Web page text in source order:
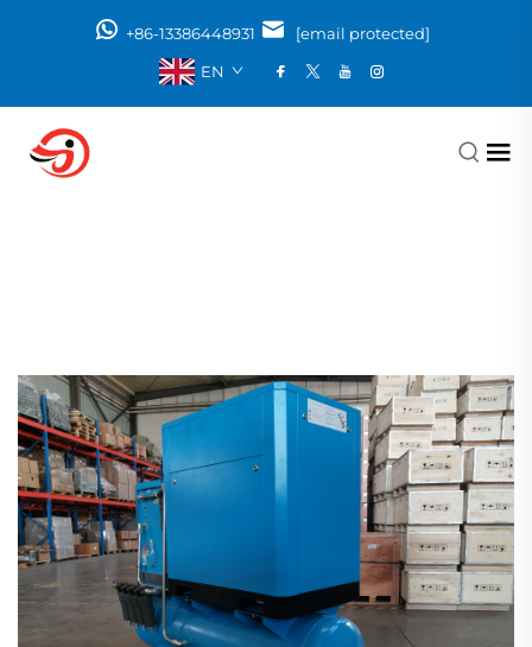
+86-13386448931
[email protected]
EN